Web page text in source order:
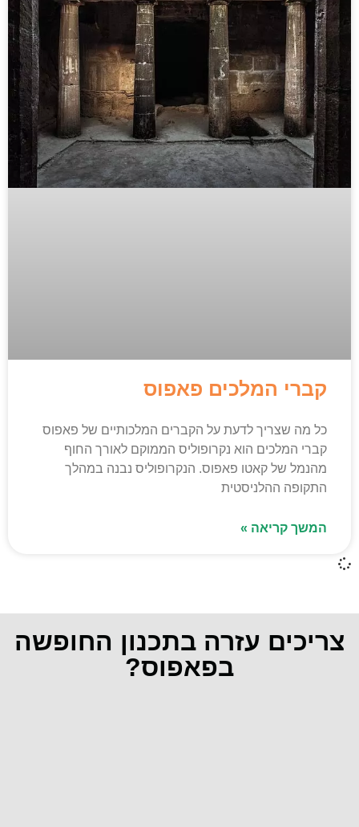
קברי המלכים פאפוס
כל מה שצריך לדעת על הקברים המלכותיים של פאפוס
קברי המלכים הוא נקרופוליס הממוקם לאורך החוף
מהנמל של קאטו פאפוס. הנקרופוליס נבנה במהלך
התקופה ההלניסטית
המשך קריאה »
צריכים עזרה בתכנון החופשה
בפאפוס?